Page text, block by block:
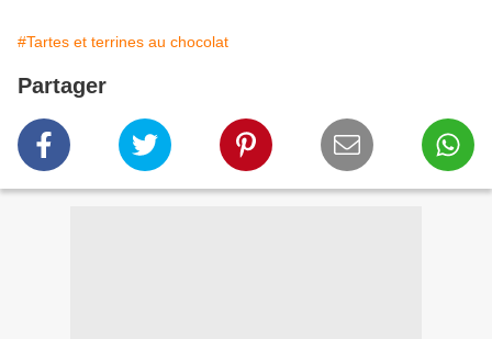
#Tartes et terrines au chocolat
Partager